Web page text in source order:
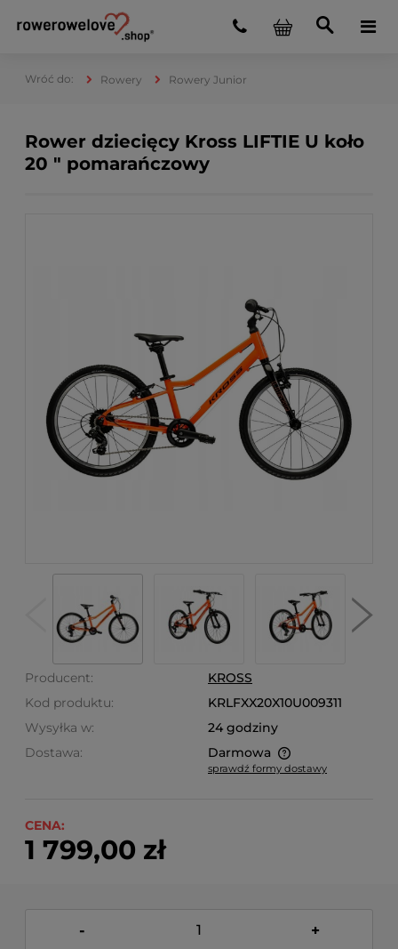
Rowery Rowery Junior
Rower dziecięcy Kross LIFTIE U koło
20 " pomarańczowy
Producent:
KROSS
Kod produktu:
KRLFXX20X10U009311
Wysyłka w:
24 godziny
Dostawa:
Darmowa
Cena nie zawiera ewentualnych kosztów płatności
sprawdź formy dostawy
CENA:
1 799,00 zł
- +